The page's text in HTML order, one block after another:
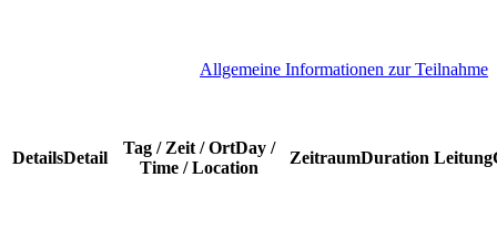
Allgemeine Informationen zur Teilnahme
DetailsDetail
Tag / Zeit / OrtDay /
Time / Location
ZeitraumDuration Leitung